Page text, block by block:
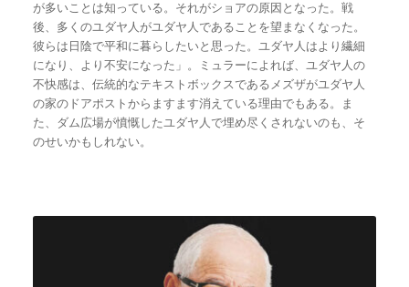
が多いことは知っている。それがショアの原因となった。戦
後、多くのユダヤ人がユダヤ人であることを望まなくなった。
彼らは日陰で平和に暮らしたいと思った。ユダヤ人はより繊細
になり、より不安になった」。ミュラーによれば、ユダヤ人の
不快感は、伝統的なテキストボックスであるメズザがユダヤ人
の家のドアポストからますます消えている理由でもある。ま
た、ダム広場が憤慨したユダヤ人で埋め尽くされないのも、そ
のせいかもしれない。